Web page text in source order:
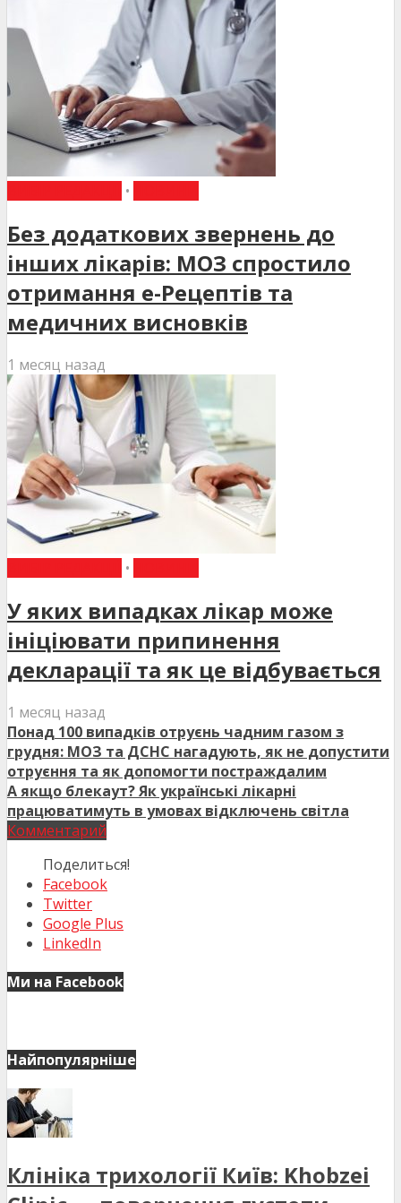
•
Без додаткових звернень до
інших лікарів: МОЗ спростило
отримання е-Рецептів та
медичних висновків
1 месяц назад
•
У яких випадках лікар може
ініціювати припинення
декларації та як це відбувається
1 месяц назад
Понад 100 випадків отруєнь чадним газом з
грудня: МОЗ та ДСНС нагадують, як не допустити
отруєння та як допомогти постраждалим
А якщо блекаут? Як українські лікарні
працюватимуть в умовах відключень світла
Комментарий
Поделиться!
Facebook
Twitter
Google Plus
LinkedIn
Ми на Facebook
Найпопулярніше
Клініка трихології Київ: Khobzei